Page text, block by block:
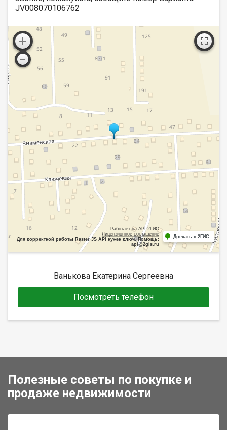
JV008070106762
Работает на API 2ГИС
Лицензионное соглашение
Для корректной работы Raster JS API нужен ключ. Помощь:
api@2gis.ru
Доехать с 2ГИС
Ванькова Екатерина Сергеевна
Посмотреть телефон
Полезные советы по покупке и
продаже недвижимости